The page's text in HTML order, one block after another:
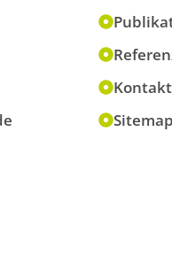
Kontakt
Sitemap